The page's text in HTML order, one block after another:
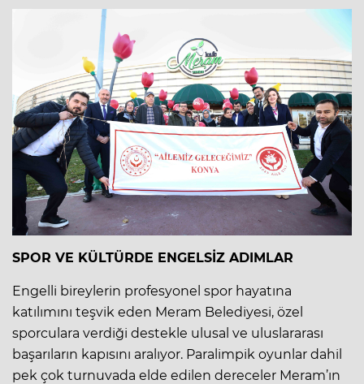
SPOR VE KÜLTÜRDE ENGELSİZ ADIMLAR
Engelli bireylerin profesyonel spor hayatına
katılımını teşvik eden Meram Belediyesi, özel
sporculara verdiği destekle ulusal ve uluslararası
başarıların kapısını aralıyor. Paralimpik oyunlar dahil
pek çok turnuvada elde edilen dereceler Meram’ın